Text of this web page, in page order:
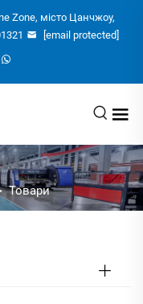
Zone, місто Цанчжоу,
[email protected]
Товари